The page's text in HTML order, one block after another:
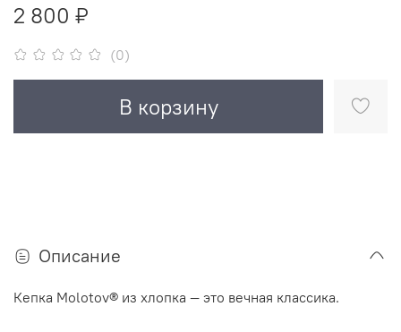
(0)
2 800 ₽
В корзину
Описание
Кепка Molotov® из хлопка — это вечная классика.